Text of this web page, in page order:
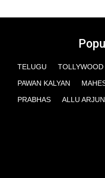
TELUGU TOLLYWOOD
PAWAN KALYAN
PRABHAS
ALLU ARJUN